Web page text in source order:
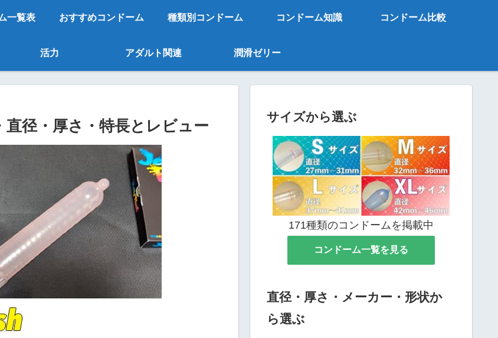
一覧表 おすすめコンドーム 種類別コンドーム コンドーム知識 コンドーム比較
活力 アダルト関連 潤滑ゼリー
径・厚さ・特長とレビュー
サイズから選ぶ
171種類のコンドームを掲載中
コンドーム一覧を見る
直径・厚さ・メーカー・形状か
ら選ぶ